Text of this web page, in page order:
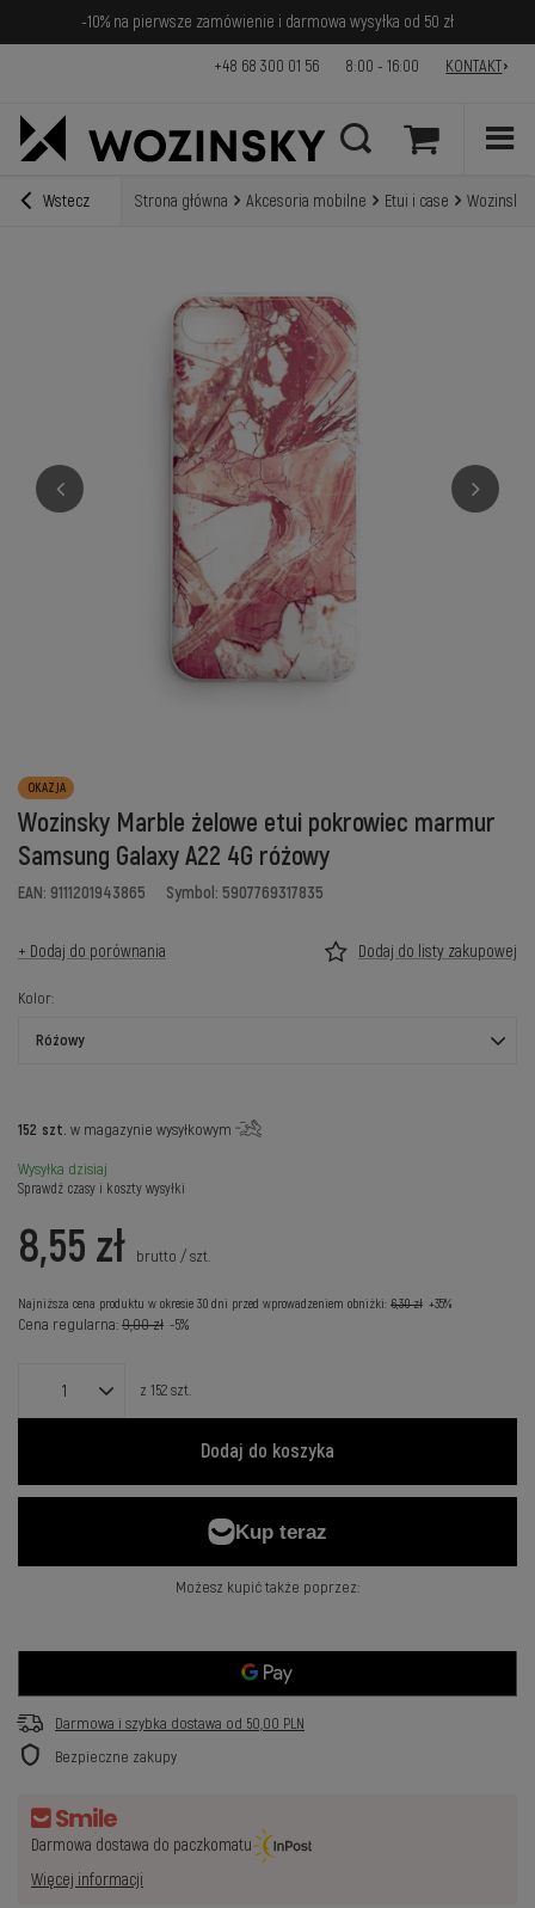
-10% na pierwsze zamówienie i darmowa wysyłka od 50 zł
+48 68 300 01 56 8:00 - 16:00 KONTAKT
Wstecz Strona główna Akcesoria mobilne Etui i case Wozinsky
OKAZJA
Wozinsky Marble żelowe etui pokrowiec marmur
Samsung Galaxy A22 4G różowy
EAN: 9111201943865 Symbol: 5907769317835
+ Dodaj do porównania Dodaj do listy zakupowej
Kolor
Różowy
152 szt. w magazynie wysyłkowym
Wysyłka dzisiaj
Sprawdź czasy i koszty wysyłki
8,55 zł brutto /szt.
Najniższa cena produktu w okresie 30 dni przed wprowadzeniem obniżki: 6,30 zł +35%
Cena regularna:9,00 zł -5%
z 152szt.
Dodaj do koszyka
Możesz kupić także poprzez:
Darmowa i szybka dostawa od 50,00 PLN
Bezpieczne zakupy
Darmowa dostawa do paczkomatu
Więcej informacji